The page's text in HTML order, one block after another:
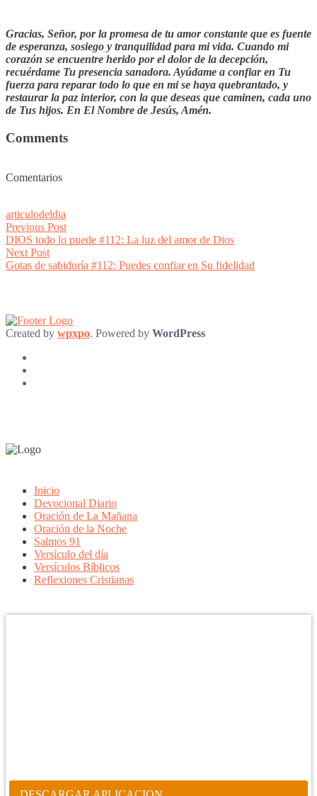
Gracias, Señor, por la promesa de tu amor constante que es fuente
de esperanza, sosiego y tranquilidad para mi vida. Cuando mi
corazón se encuentre herido por el dolor de la decepción,
recuérdame Tu presencia sanadora. Ayúdame a confiar en Tu
fuerza para reparar todo lo que en mi se haya quebrantado, y
restaurar la paz interior, con la que deseas que caminen, cada uno
de Tus hijos. En El Nombre de Jesús, Amén.
Comments
Comentarios
articulodeldia
Post
navigation
Previous PostPrevious
post:
DIOS todo lo puede #112: La luz del amor de Dios
Next PostNext
post:
Gotas de sabiduría #112: Puedes confiar en Su fidelidad
Created by wpxpo. Powered by WordPress
Inicio
Devocional Diario
Oración de La Mañana
Oración de la Noche
Salmos 91
Versículo del día
Versículos Bíblicos
Reflexiones Cristianas